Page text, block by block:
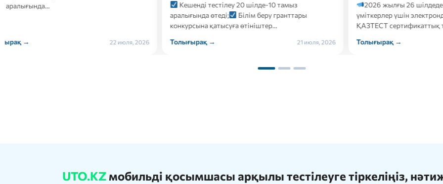
Кешенді тестілеу 20 шілде-10 тамыз
Толығырақ →
21 июля, 2026
2026 жылғы 26 шілдеде докторантураға түсуші
үміткерлер үшін электронды форматтағы
ҚАЗТЕСТ сертификаттық тестілеуі келесі…
Толығырақ →
21 июля, 2026
кәсіби бағдарлау
Толығырақ →
UTO.KZ мобильді қосымшасы арқылы тестілеуге тіркеліңіз,